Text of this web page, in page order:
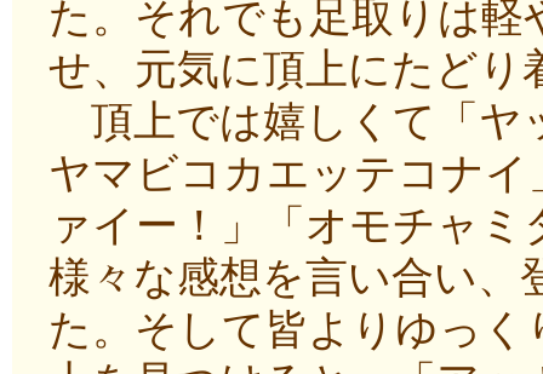
た。それでも足取りは
せ、元気に頂上にたどり
頂上では嬉しくて「ヤ
ヤマビコカエッテコナ
ァイー！」「オモチャ
様々な感想を言い合い、
た。そして皆よりゆっ